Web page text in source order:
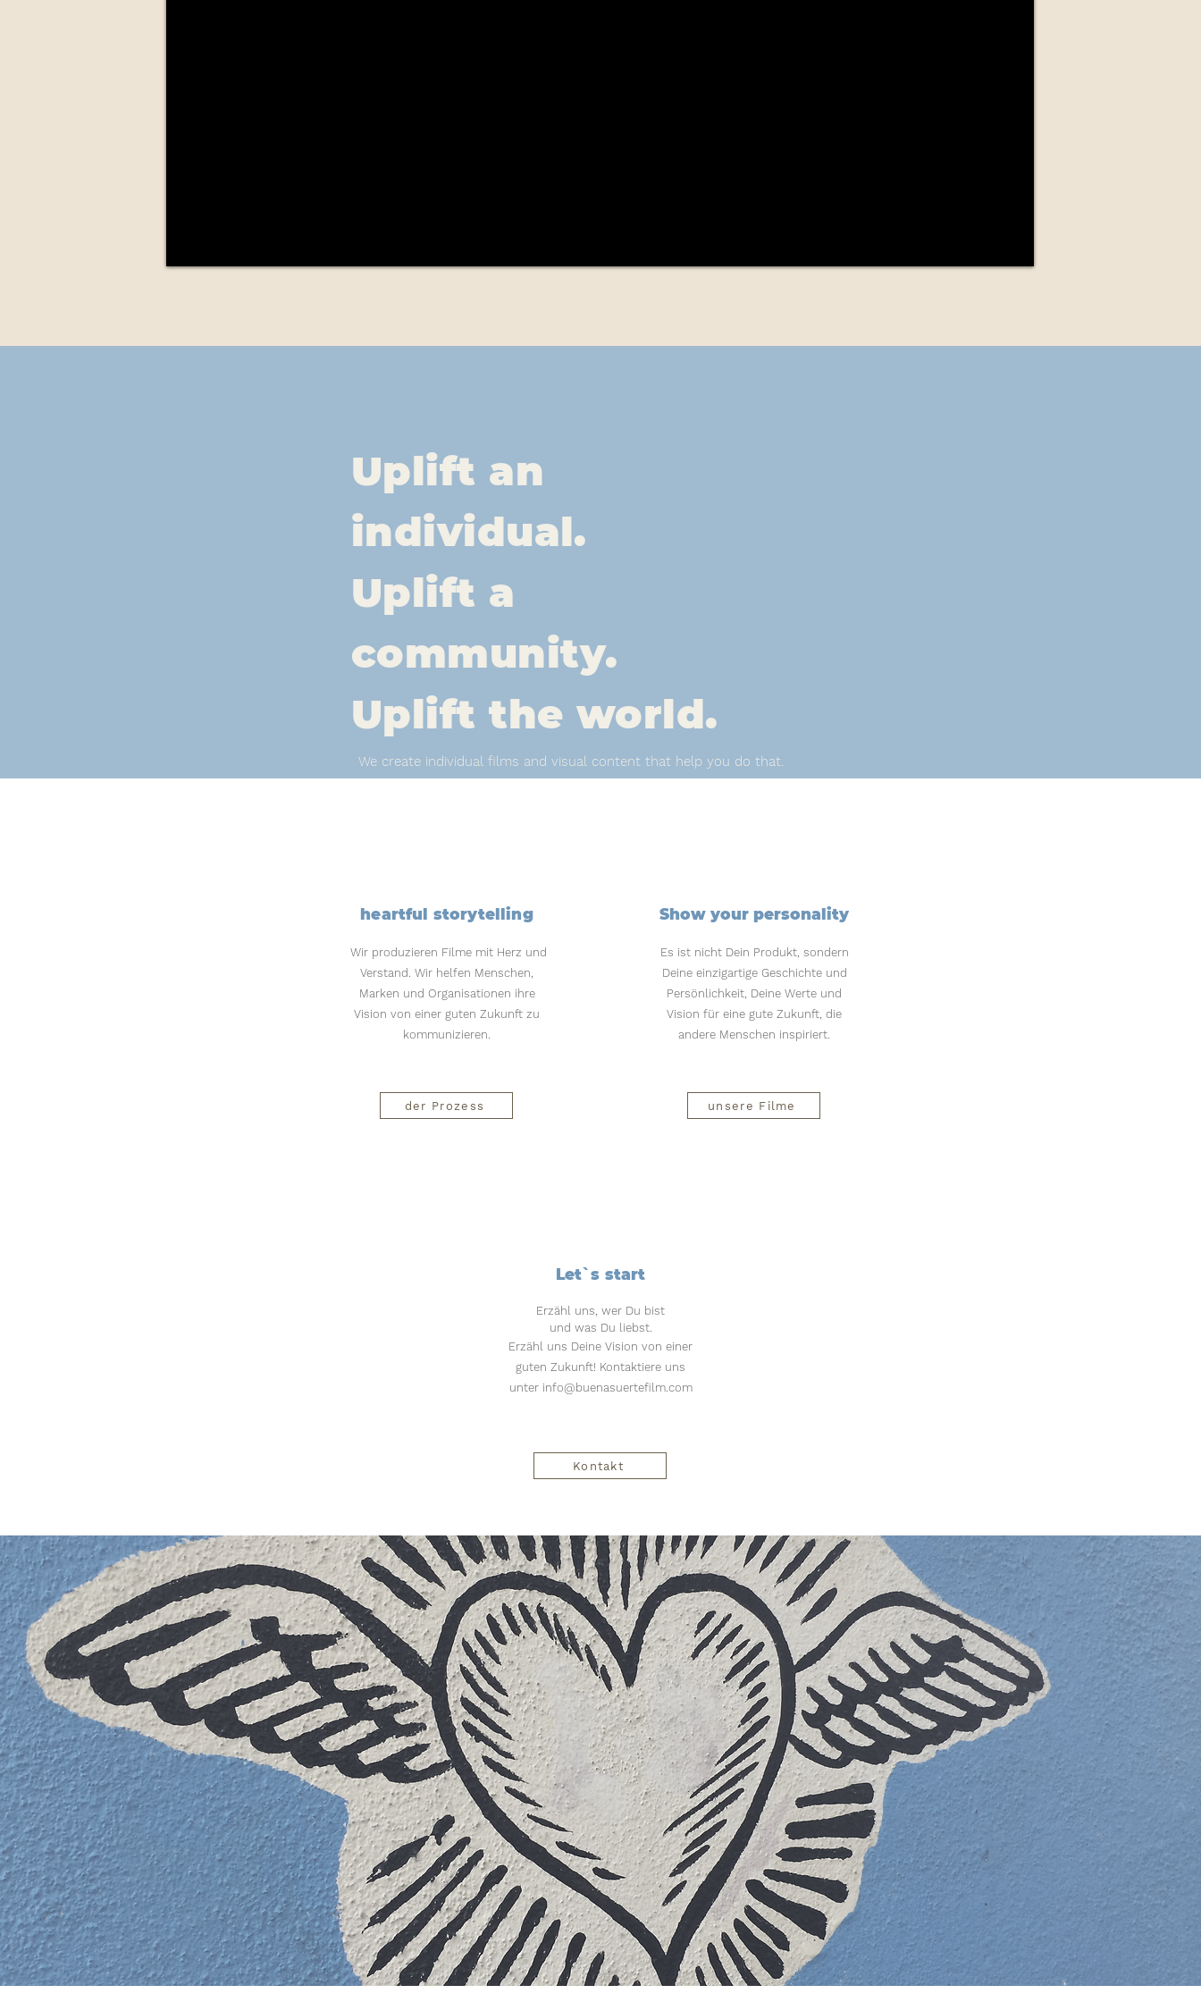
Uplift an
individual.
Uplift a
community.
Uplift the world.
We create individual films and visual content that help you do that.
heartful storytelling
Wir produzieren Filme mit Herz und
Verstand. Wir helfen Menschen,
Marken und Organisationen ihre
Vision von einer guten Zukunft zu
kommunizieren.
der Prozess
Show your personality
Es ist nicht Dein Produkt, sondern
Deine einzigartige Geschichte und
Persönlichkeit, Deine Werte und
Vision für eine gute Zukunft, die
andere Menschen inspiriert.
unsere Filme
Let`s start
Erzähl uns, wer Du bist
und was Du liebst.
Erzähl uns Deine Vision von einer
guten Zukunft! Kontaktiere uns
unter info@buenasuertefilm.com
Kontakt